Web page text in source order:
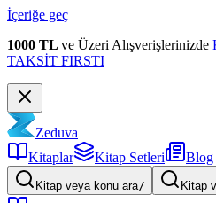
İçeriğe geç
1000 TL ve Üzeri Alışverişlerinizde
TAKSİT FIRSTI
Zeduva
Kitaplar
Kitap Setleri Blog
Kitap veya konu ara/ Kitap